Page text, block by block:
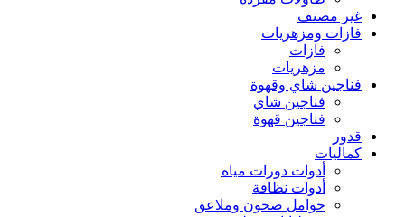
غير مصنف
فازات ومزهريات
فازات
مزهريات
فناجين شاي وقهوة
فناجين شاي
فناجين قهوة
قدور
كماليات
أدوات دورات مياه
أدوات نظافة
حوامل صحون وملاعق